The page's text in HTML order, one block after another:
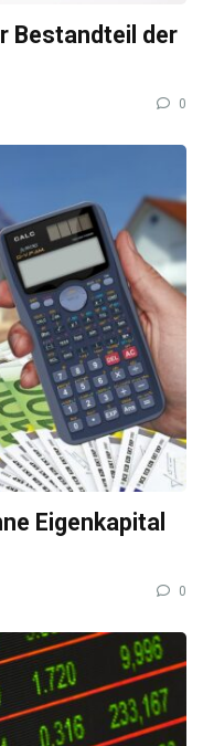
Bestandteil der
0
Eigenkapital
0